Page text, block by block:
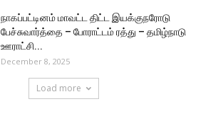
நாகப்பட்டினம் மாவட்ட திட்ட இயக்குநரோடு
பேச்சுவார்த்தை – போராட்டம் ரத்து – தமிழ்நாடு
ஊராட்சி...
December 8, 2025
Load more